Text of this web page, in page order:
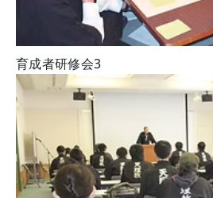
育成者研修会3